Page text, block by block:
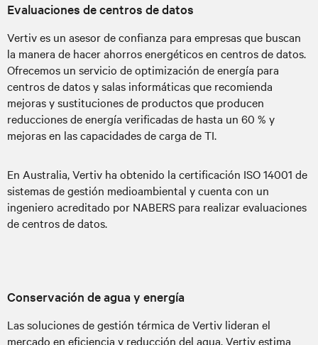
Evaluaciones de centros de datos
Vertiv es un asesor de confianza para empresas que buscan
la manera de hacer ahorros energéticos en centros de datos.
Ofrecemos un servicio de optimización de energía para
centros de datos y salas informáticas que recomienda
mejoras y sustituciones de productos que producen
reducciones de energía verificadas de hasta un 60 % y
mejoras en las capacidades de carga de TI.
En Australia, Vertiv ha obtenido la certificación ISO 14001 de
sistemas de gestión medioambiental y cuenta con un
ingeniero acreditado por NABERS para realizar evaluaciones
de centros de datos.
Conservación de agua y energía
Las soluciones de gestión térmica de Vertiv lideran el
mercado en eficiencia y reducción del agua. Vertiv estima